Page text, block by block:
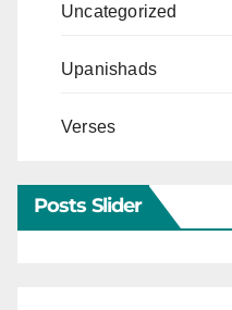
Uncategorized
Upanishads
Verses
Posts Slider